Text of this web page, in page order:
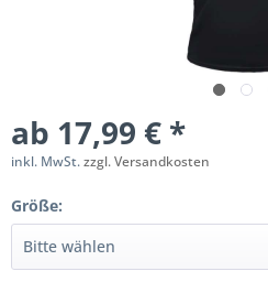
ab 17,99 € *
inkl. MwSt.zzgl. Versandkosten
Größe: